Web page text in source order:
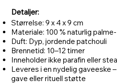
Detaljer:
Størrelse: 9 x 4 x 9 cm
Materiale: 100 % naturlig
Duft: Dyp, jordende patchouli
Brennetid: 10–12 timer
Inneholder ikke parafin eller
Leveres i en nydelig gaveeske
gave eller rituell støtte